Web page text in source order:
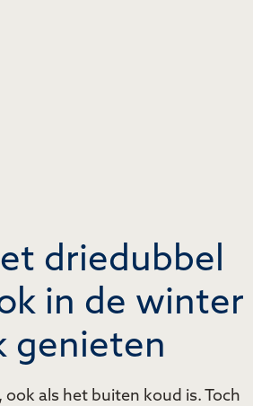
driedubbel
in de winter
genieten
ook als het buiten koud is. Toch